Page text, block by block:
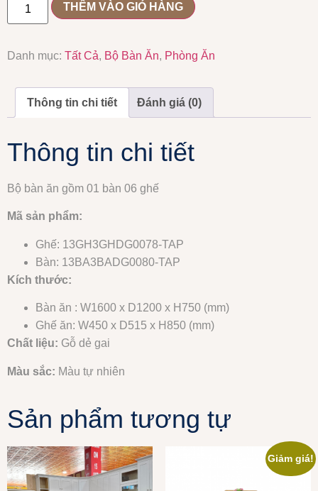
THÊM VÀO GIỎ HÀNG
Danh mục: Tất Cả, Bộ Bàn Ăn, Phòng Ăn
Thông tin chi tiết Đánh giá (0)
Thông tin chi tiết
Bộ bàn ăn gồm 01 bàn 06 ghế
Mã sản phẩm:
Ghế: 13GH3GHDG0078-TAP
Bàn: 13BA3BADG0080-TAP
Kích thước:
Bàn ăn : W1600 x D1200 x H750 (mm)
Ghế ăn: W450 x D515 x H850 (mm)
Chất liệu: Gỗ dẻ gai
Màu sắc: Màu tự nhiên
Sản phẩm tương tự
Giảm giá!